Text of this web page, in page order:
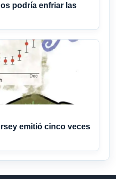
podría enfriar las
emitió cinco veces